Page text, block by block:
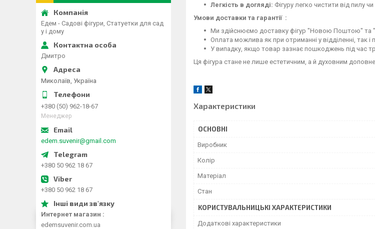
Легкість в догляді: Фігуру легко чистити від пилу
Умови доставки та гарантії :
Ми здійснюємо доставку фігур "Новою Поштою" та
Оплата можлива як при отриманні у відділенні, так
У випадку, якщо товар зазнає пошкоджень під час
Ця фігура стане не лише естетичним, а й духовним
Характеристики
ОСНОВНІ
Виробник
Колір
Матеріал
Стан
КОРИСТУВАЛЬНИЦЬКІ ХАРАКТЕРИСТИКИ
Додаткові характеристики
Едем - Садові фігури, Статуетки для сад
у і дому
Дмитро
Миколаїв, Україна
+380 (50) 962-18-67
Менеджер
edem.suvenir@gmail.com
+380 50 962 18 67
+380 50 962 18 67
Интернет магазин
edemsuvenir.com.ua